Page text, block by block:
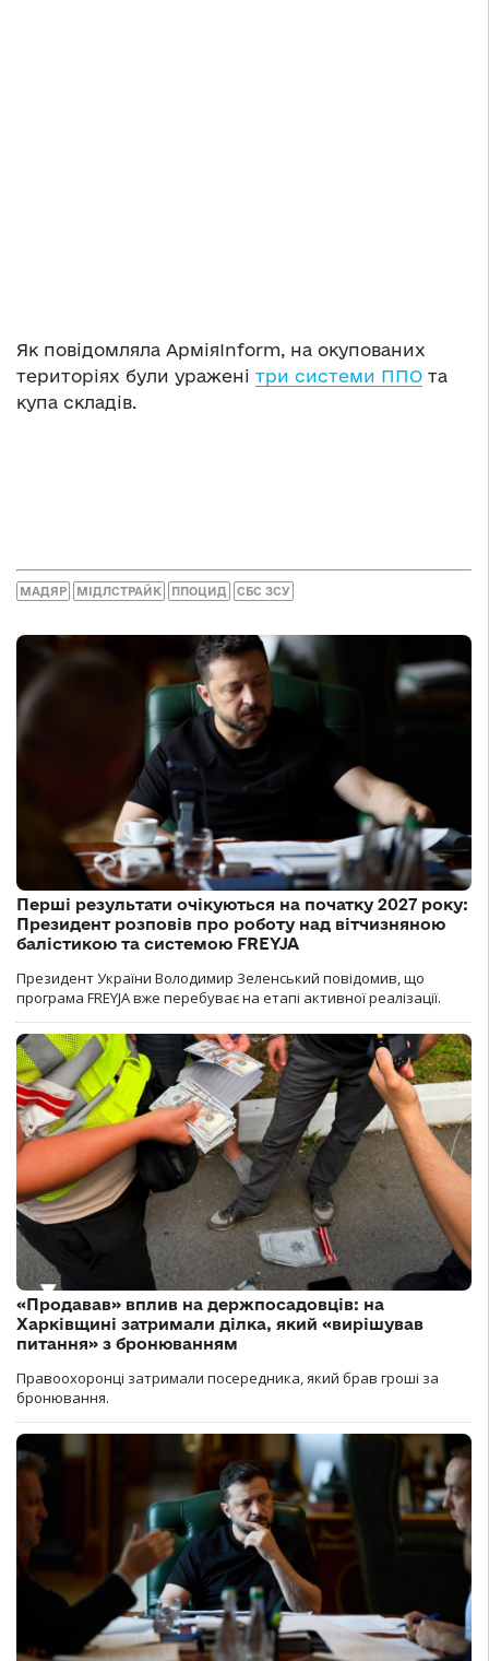
Як повідомляла АрміяInform, на окупованих
територіях були уражені три системи ППО та
купа складів.
МАДЯР МІДЛСТРАЙК ППОЦИД СБС ЗСУ
Перші результати очікуються на початку 2027 року:
Президент розповів про роботу над вітчизняною
балістикою та системою FREYJA
Президент України Володимир Зеленський повідомив, що
програма FREYJA вже перебуває на етапі активної реалізації.
«Продавав» вплив на держпосадовців: на
Харківщині затримали ділка, який «вирішував
питання» з бронюванням
Правоохоронці затримали посередника, який брав гроші за
бронювання.